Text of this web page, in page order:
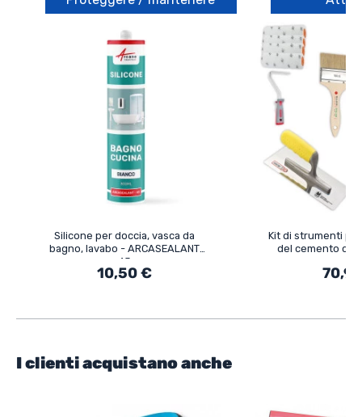
Silicone per doccia, vasca da
bagno, lavabo - ARCASEALANT
45
10,50 €
Kit di strumenti
del cemento
I clienti acquistano anche